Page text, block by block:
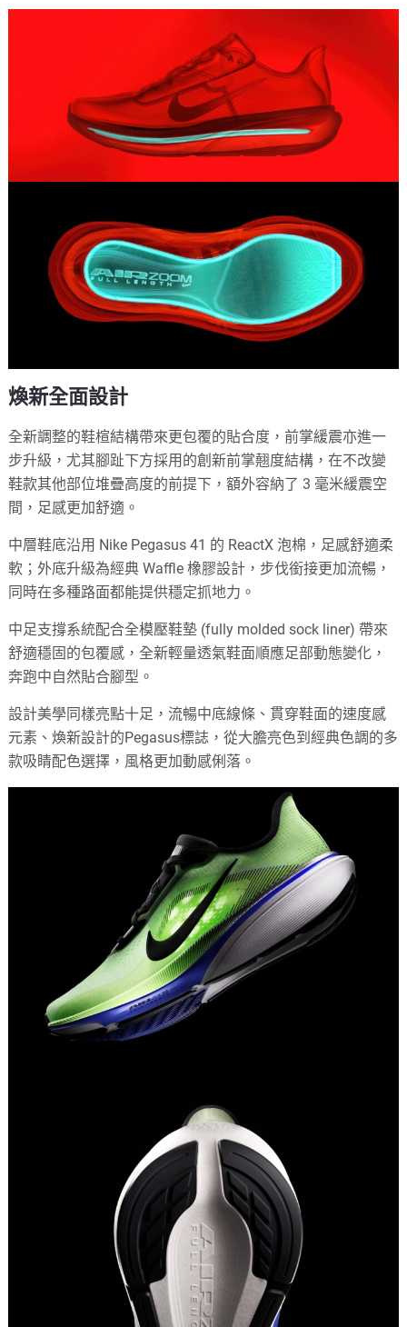
煥新全面設計
全新調整的鞋楦結構帶來更包覆的貼合度，前掌緩震亦進一
步升級，尤其腳趾下方採用的創新前掌翹度結構，在不改變
鞋款其他部位堆疊高度的前提下，額外容納了 3 毫米緩震空
間，足感更加舒適。
中層鞋底沿用 Nike Pegasus 41 的 ReactX 泡棉，足感舒適柔
軟；外底升級為經典 Waffle 橡膠設計，步伐銜接更加流暢，
同時在多種路面都能提供穩定抓地力。
中足支撐系統配合全模壓鞋墊 (fully molded sock liner) 帶來
舒適穩固的包覆感，全新輕量透氣鞋面順應足部動態變化，
奔跑中自然貼合腳型。
設計美學同樣亮點十足，流暢中底線條、貫穿鞋面的速度感
元素、煥新設計的Pegasus標誌，從大膽亮色到經典色調的多
款吸睛配色選擇，風格更加動感俐落。